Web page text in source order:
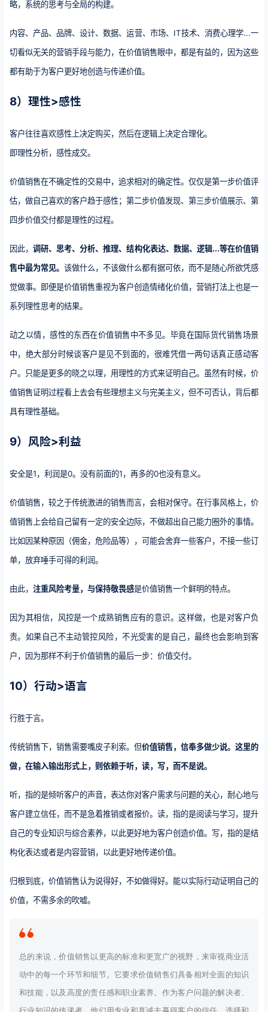
略，系统的思考与全局的构建。
内容、产品、品牌、设计、数据、运营、市场、IT技术、消费心理学...一
切看似无关的营销手段与能力，在价值销售眼中，都是有益的，因为这些
都有助于为客户更好地创造与传递价值。
8）理性>感性
客户往往喜欢感性上决定购买，然后在逻辑上决定合理化。
即理性分析，感性成交。
价值销售在不确定性的交易中，追求相对的确定性。仅仅是第一步价值评
估，做自己喜欢的客户趋于感性；第二步价值发现、第三步价值展示、第
四步价值交付都是理性的过程。
因此，调研、思考、分析、推理、结构化表达、数据、逻辑...等在价值销
售中最为常见。 该做什么，不该做什么都有据可依，而不是随心所欲凭感
觉做事。即便是价值销售重视为客户创造情绪化价值，营销打法上也是一
系列理性思考的结果。
动之以情，感性的东西在价值销售中不多见。毕竟在国际货代销售场景
中，绝大部分时候谈客户是见不到面的，很难凭借一两句话真正感动客
户。只能是更多的晓之以理，用理性的方式来证明自己。虽然有时候，价
值销售证明过程看上去会有些理想主义与完美主义，但不可否认，背后都
具有理性基础。
9）风险>利益
安全是1，利润是0。没有前面的1，再多的0也没有意义。
价值销售，较之于传统激进的销售而言，会相对保守。在行事风格上，价
值销售上会给自己留有一定的安全边际，不做超出自己能力圈外的事情。
比如因某种原因（佣金，危险品等），可能会舍弃一些客户，不接一些订
单，放弃唾手可得的利润。
由此， 注重风险考量，与保持敬畏感是价值销售一个鲜明的特点。
因为其相信，风控是一个成熟销售应有的意识。这样做，也是对客户负
责。如果自己不主动管控风险，不光受害的是自己，最终也会影响到客
户，因为那样不利于价值销售的最后一步：价值交付。
10）行动>语言
行胜于言。
传统销售下，销售需要嘴皮子利索。但价值销售，信奉多做少说。这里的
做，在输入输出形式上，则依赖于听，读，写，而不是说。
听，指的是倾听客户的声音，表达你对客户需求与问题的关心，耐心地与
客户建立信任，而不是急着推销或者报价。读，指的是阅读与学习，提升
自己的专业知识与综合素养，以此更好地为客户创造价值。写，指的是结
构化表达或者是内容营销，以此更好地传递价值。
归根到底，价值销售认为说得好，不如做得好。能以实际行动证明自己的
价值，不需多余的吹嘘。
总的来说，价值销售以更高的标准和更宽广的视野，来审视商业活
动中的每一个环节和细节。它要求价值销售们具备相对全面的知识
和技能，以及高度的责任感和职业素养。作为客户问题的解决者、